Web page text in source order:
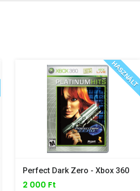
HASZNÁLT
Perfect Dark Zero - Xbox 360
2 000 Ft